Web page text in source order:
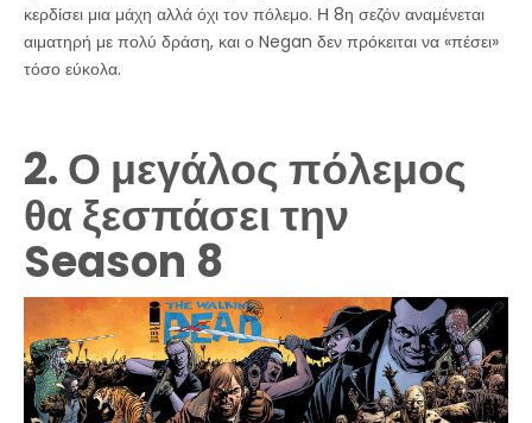
κερδίσει μια μάχη αλλά όχι τον πόλεμο. Η 8η σεζόν αναμένεται
αιματηρή με πολύ δράση, και ο Negan δεν πρόκειται να «πέσει»
τόσο εύκολα.
2. Ο μεγάλος πόλεμος
θα ξεσπάσει την
Season 8